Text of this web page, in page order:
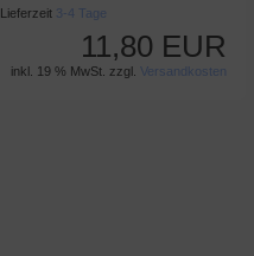
Lieferzeit 3-4 Tage
11,80 EUR
inkl. 19 % MwSt. zzgl.Versandkosten